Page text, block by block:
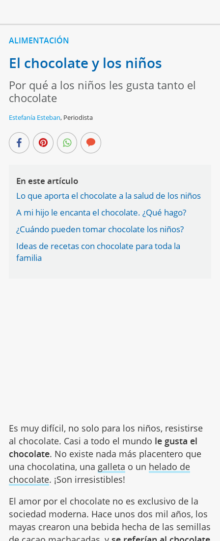
ALIMENTACIÓN
El chocolate y los niños
Por qué a los niños les gusta tanto el
chocolate
Estefanía Esteban, Periodista
En este artículo
Lo que aporta el chocolate a la salud de los niños
A mi hijo le encanta el chocolate. ¿Qué hago?
¿Cuándo pueden tomar chocolate los niños?
Ideas de recetas con chocolate para toda la
familia
Es muy difícil, no solo para los niños, resistirse
al chocolate. Casi a todo el mundo le gusta el
chocolate. No existe nada más placentero que
una chocolatina, una galleta o un helado de
chocolate. ¡Son irresistibles!
El amor por el chocolate no es exclusivo de la
sociedad moderna. Hace unos dos mil años, los
mayas crearon una bebida hecha de las semillas